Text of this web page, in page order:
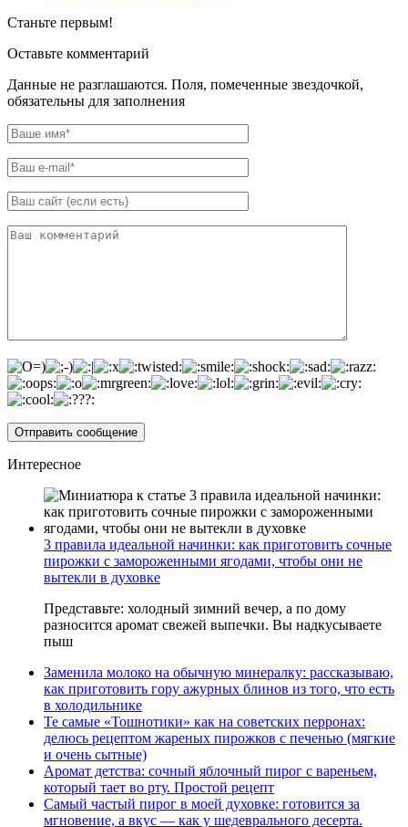
Станьте первым!
Оставьте комментарий
Данные не разглашаются. Поля, помеченные звездочкой,
обязательны для заполнения
Интересное
3 правила идеальной начинки: как приготовить сочные
пирожки с замороженными ягодами, чтобы они не
вытекли в духовке
Представьте: холодный зимний вечер, а по дому
разносится аромат свежей выпечки. Вы надкусываете
пыш
Заменила молоко на обычную минералку: рассказываю,
как приготовить гору ажурных блинов из того, что есть
в холодильнике
Те самые «Тошнотики» как на советских перронах:
делюсь рецептом жареных пирожков с печенью (мягкие
и очень сытные)
Аромат детства: сочный яблочный пирог с вареньем,
который тает во рту. Простой рецепт
Самый частый пирог в моей духовке: готовится за
мгновение, а вкус — как у шедеврального десерта.